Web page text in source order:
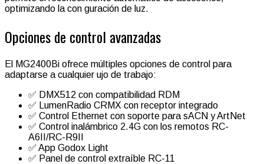
optimizando la con guración de luz.
Opciones de control avanzadas
El MG2400Bi ofrece múltiples opciones de control para
adaptarse a cualquier ujo de trabajo:
✅ DMX512 con compatibilidad RDM
✅ LumenRadio CRMX con receptor integrado
✅ Control Ethernet con soporte para sACN y ArtNet
✅ Control inalámbrico 2.4G con los remotos RC-
A6II/RC-R9II
✅ App Godox Light
✅ Panel de control extraíble RC-11